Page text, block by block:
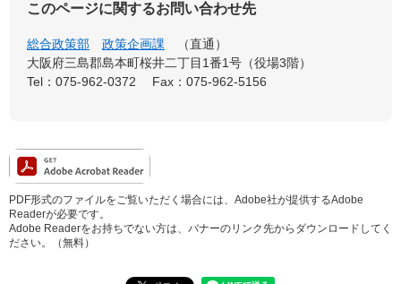
このページに関するお問い合わせ先
総合政策部 政策企画課
直通
大阪府三島郡島本町桜井二丁目1番1号（役場3階）
Tel：075-962-0372
Fax：075-962-5156
PDF形式のファイルをご覧いただく場合には、Adobe社が提供するAdobe
Readerが必要です。
Adobe Readerをお持ちでない方は、バナーのリンク先からダウンロードしてく
ださい。（無料）